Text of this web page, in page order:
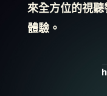
來全方位的視
體驗。